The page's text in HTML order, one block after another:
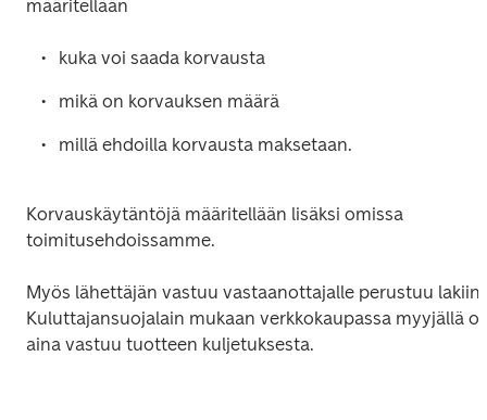
määritellään
kuka voi saada korvausta
mikä on korvauksen määrä
millä ehdoilla korvausta maksetaan.
Korvauskäytäntöjä määritellään lisäksi omissa
toimitusehdoissamme.
Myös lähettäjän vastuu vastaanottajalle perustuu lakiin.
Kuluttajansuojalain mukaan verkkokaupassa myyjällä
aina vastuu tuotteen kuljetuksesta.